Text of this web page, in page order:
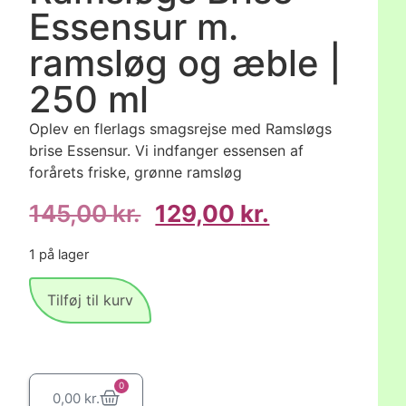
Essensur m.
ramsløg og æble |
250 ml
Oplev en flerlags smagsrejse med Ramsløgs
brise Essensur. Vi indfanger essensen af
forårets friske, grønne ramsløg
145,00kr. 129,00 kr.
1 på lager
Tilføj til kurv
0,00 kr.
0